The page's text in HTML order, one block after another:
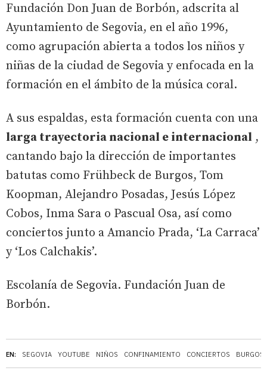
EN: SEGOVIA YOUTUBE NIÑOS CONFINAMIENTO CONCIERTOS BURGOS
Fundación Don Juan de Borbón, adscrita al
Ayuntamiento de Segovia, en el año 1996,
como agrupación abierta a todos los niños y
niñas de la ciudad de Segovia y enfocada en la
formación en el ámbito de la música coral.
A sus espaldas, esta formación cuenta con una
larga trayectoria nacional e internacional ,
cantando bajo la dirección de importantes
batutas como Frühbeck de Burgos, Tom
Koopman, Alejandro Posadas, Jesús López
Cobos, Inma Sara o Pascual Osa, así como
conciertos junto a Amancio Prada, ‘La Carraca’
y ‘Los Calchakis’.
Escolanía de Segovia. Fundación Juan de
Borbón.